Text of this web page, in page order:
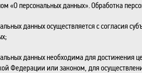
«О персональных данных». Обработка
данных осуществляется с согласия
данных необходима для достижения
Федерации или законом, для